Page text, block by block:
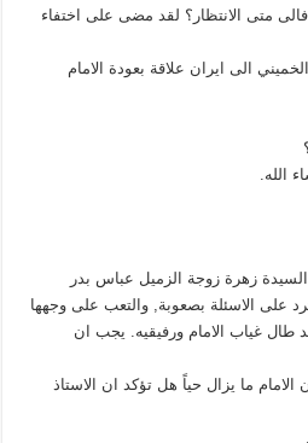
متى الانتظار؟ لقد مضى على اختفاء
الى ايران علاقة بعودة الامام
زهرة زوجة الزميل عباس بدر
على الاسئلة بصعوبة, والتعب على وجهها
غياب الامام ورفيقيه. يجب ان
الامام ما يزال حياً هل تؤكد ان الاستاذ